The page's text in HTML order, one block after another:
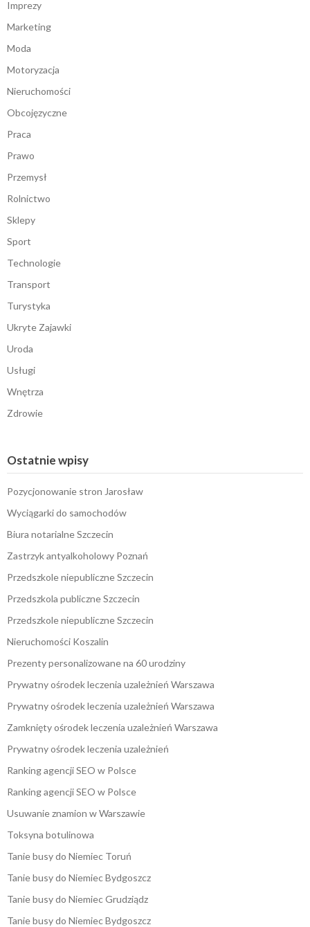
Imprezy
Marketing
Moda
Motoryzacja
Nieruchomości
Obcojęzyczne
Praca
Prawo
Przemysł
Rolnictwo
Sklepy
Sport
Technologie
Transport
Turystyka
Ukryte Zajawki
Uroda
Usługi
Wnętrza
Zdrowie
Ostatnie wpisy
Pozycjonowanie stron Jarosław
Wyciągarki do samochodów
Biura notarialne Szczecin
Zastrzyk antyalkoholowy Poznań
Przedszkole niepubliczne Szczecin
Przedszkola publiczne Szczecin
Przedszkole niepubliczne Szczecin
Nieruchomości Koszalin
Prezenty personalizowane na 60 urodziny
Prywatny ośrodek leczenia uzależnień Warszawa
Prywatny ośrodek leczenia uzależnień Warszawa
Zamknięty ośrodek leczenia uzależnień Warszawa
Prywatny ośrodek leczenia uzależnień
Ranking agencji SEO w Polsce
Ranking agencji SEO w Polsce
Usuwanie znamion w Warszawie
Toksyna botulinowa
Tanie busy do Niemiec Toruń
Tanie busy do Niemiec Bydgoszcz
Tanie busy do Niemiec Grudziądz
Tanie busy do Niemiec Bydgoszcz